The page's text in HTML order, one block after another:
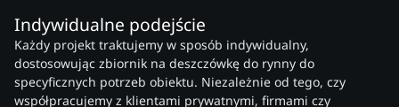
Indywidualne podejście
Każdy projekt traktujemy w sposób indywidualny,
dostosowując zbiornik na deszczówkę do rynny do
specyficznych potrzeb obiektu. Niezależnie od tego, czy
współpracujemy z klientami prywatnymi, firmami czy